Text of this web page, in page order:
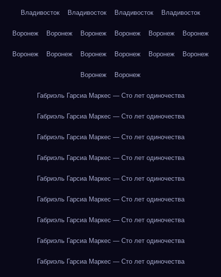
Владивосток Владивосток Владивосток Владивосток
Воронеж Воронеж Воронеж Воронеж Воронеж Воронеж
Воронеж Воронеж Воронеж Воронеж Воронеж Воронеж
Воронеж Воронеж
Габриэль Гарсиа Маркес — Сто лет одиночества
Габриэль Гарсиа Маркес — Сто лет одиночества
Габриэль Гарсиа Маркес — Сто лет одиночества
Габриэль Гарсиа Маркес — Сто лет одиночества
Габриэль Гарсиа Маркес — Сто лет одиночества
Габриэль Гарсиа Маркес — Сто лет одиночества
Габриэль Гарсиа Маркес — Сто лет одиночества
Габриэль Гарсиа Маркес — Сто лет одиночества
Габриэль Гарсиа Маркес — Сто лет одиночества